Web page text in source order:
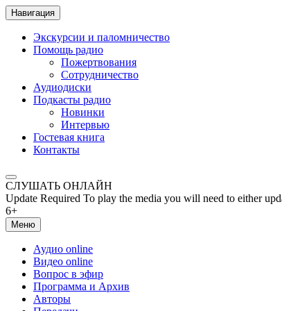
Навигация
Экскурсии и паломничество
Помощь радио
Пожертвования
Сотрудничество
Аудиодиски
Подкасты радио
Новинки
Интервью
Гостевая книга
Контакты
СЛУШАТЬ ОНЛАЙН
Update Required To play the media you will need to either
6+
Меню
Аудио online
Видео online
Вопрос в эфир
Программа и Архив
Авторы